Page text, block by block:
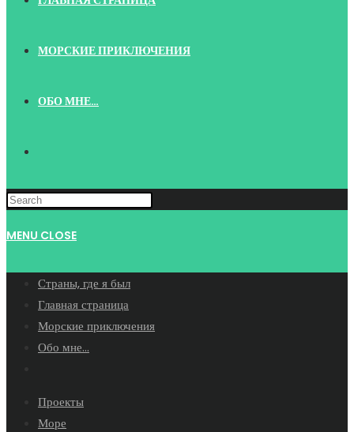
МОРСКИЕ ПРИКЛЮЧЕНИЯ
ОБО МНЕ…
WEBSITE
MENU CLOSE
Страны, где я был
Главная страница
Морские приключения
Обо мне…
search
Проекты
Море